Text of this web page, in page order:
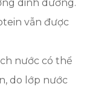
dinh dưỡng.
vẫn được
nước có thể
do lớp nước